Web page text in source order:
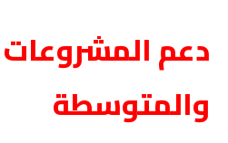
دعم
والمتوسطة